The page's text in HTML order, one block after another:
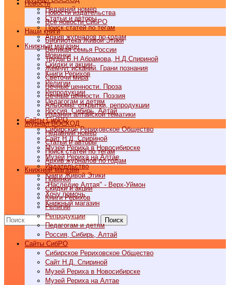
Недавний номер
Статьи и авторы
Поиск статей по тегам
Архив журналов по годам
Книжный магазин
Новинки
Скидки и акции
Книги Рерихов
Религии
Репродукции
Педагогам и детям
Россия, Сибирь, Алтай
Cайты СибРО
Сибирское Рериховское Общество
Сайт Н.Д. Спириной
Музей Рериха в Новосибирске
Музей Рериха на Алтае
Издательство
Книги Живой Этики
"Наследие Алтая" - Верх-Уймон
Хочу помочь
Книжный магазин
Поиск
Новости
Новости издательства
Все новости СибРО
Наши книги
Библиотека Живой Этики
Великая семья России
Труды Б.Н.Абрамова, Н.Д.Спириной
Жемчуг исканий. Грани познания
Светочи мира
Вечные ценности. Проза
Вечные ценности. Поэзия
Альбомы, открытки, репродукции
Издания алтайской тематики
Журнал ВОСХОД
Недавний номер
Статьи и авторы
Поиск статей по тегам
Архив журналов по годам
Книжный магазин
Новинки
Скидки и акции
Книги Рерихов
Религии
Репродукции
Педагогам и детям
Россия, Сибирь, Алтай
Cайты СибРО
Сибирское Рериховское Общество
Сайт Н.Д. Спириной
Музей Рериха в Новосибирске
Музей Рериха на Алтае